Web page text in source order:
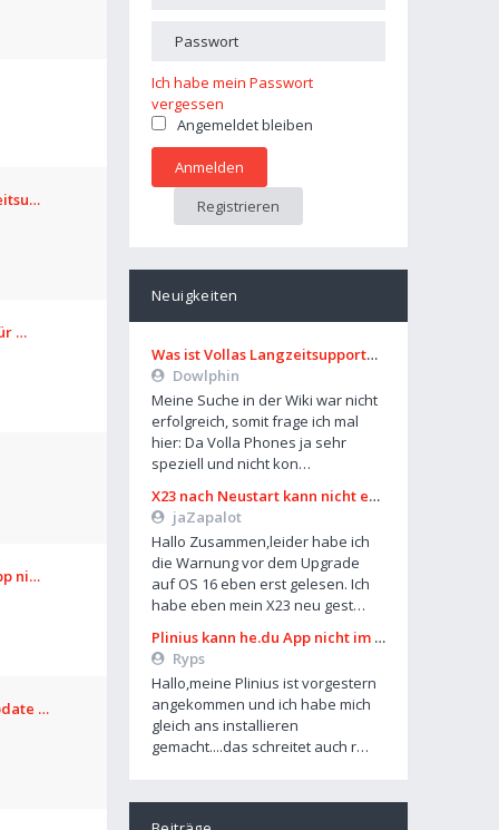
Ich habe mein Passwort
vergessen
Angemeldet bleiben
Registrieren
Neuigkeiten
Was ist Vollas Langzeitsupportplan?
Dowlphin
Meine Suche in der Wiki war nicht
erfolgreich, somit frage ich mal
hier: Da Volla Phones ja sehr
speziell und nicht kon…
X23 nach Neustart kann nicht entsperrt werden
jaZapalot
Hallo Zusammen,leider habe ich
die Warnung vor dem Upgrade
auf OS 16 eben erst gelesen. Ich
habe eben mein X23 neu gest…
Plinius kann he.du App nicht im Playstore finden
Ryps
Hallo,meine Plinius ist vorgestern
angekommen und ich habe mich
gleich ans installieren
gemacht....das schreitet auch r…
…
ni…
…